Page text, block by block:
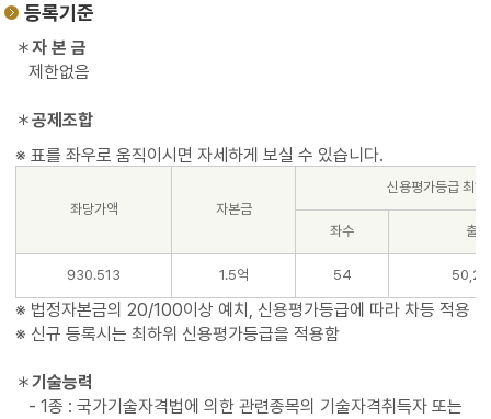
등록기준
＊자 본 금
제한없음
＊공제조합
좌당가액 자본금
신용평가등급 최하
좌수 출
930.513 1.5억 54
※ 법정자본금의 20/100이상 예치, 신용평가등급에 따라 차등 적용
※ 신규 등록시는 최하위 신용평가등급을 적용함
＊기술능력
- 1종 : 국가기술자격법에 의한 관련종목의 기술자격취득자 또는